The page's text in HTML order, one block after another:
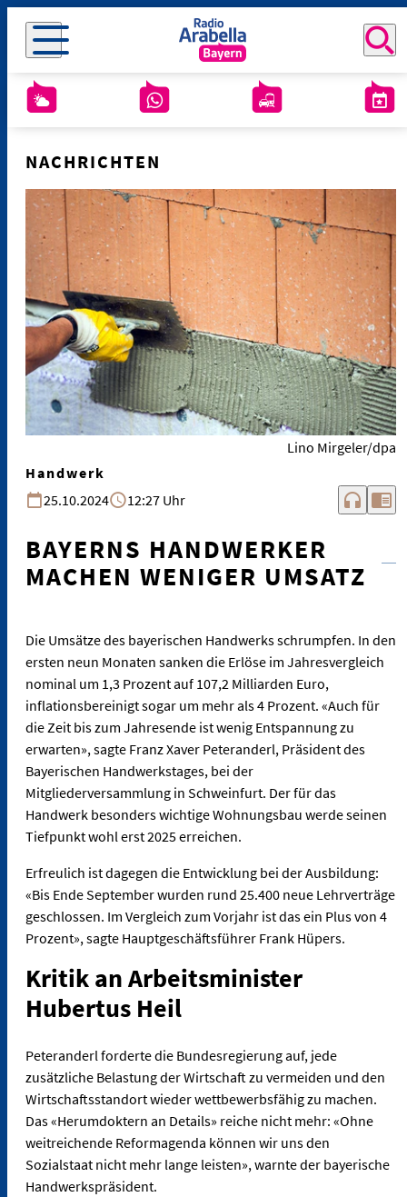
NACHRICHTEN
Lino Mirgeler/dpa
Handwerk
25.10.2024
12:27 Uhr headphones chrome_reader_mode
BAYERNS HANDWERKER
MACHEN WENIGER UMSATZ
Die Umsätze des bayerischen Handwerks schrumpfen. In den
ersten neun Monaten sanken die Erlöse im Jahresvergleich
nominal um 1,3 Prozent auf 107,2 Milliarden Euro,
inflationsbereinigt sogar um mehr als 4 Prozent. «Auch für
die Zeit bis zum Jahresende ist wenig Entspannung zu
erwarten», sagte Franz Xaver Peteranderl, Präsident des
Bayerischen Handwerkstages, bei der
Mitgliederversammlung in Schweinfurt. Der für das
Handwerk besonders wichtige Wohnungsbau werde seinen
Tiefpunkt wohl erst 2025 erreichen.
Erfreulich ist dagegen die Entwicklung bei der Ausbildung:
«Bis Ende September wurden rund 25.400 neue Lehrverträge
geschlossen. Im Vergleich zum Vorjahr ist das ein Plus von 4
Prozent», sagte Hauptgeschäftsführer Frank Hüpers.
Kritik an Arbeitsminister
Hubertus Heil
Peteranderl forderte die Bundesregierung auf, jede
zusätzliche Belastung der Wirtschaft zu vermeiden und den
Wirtschaftsstandort wieder wettbewerbsfähig zu machen.
Das «Herumdoktern an Details» reiche nicht mehr: «Ohne
weitreichende Reformagenda können wir uns den
Sozialstaat nicht mehr lange leisten», warnte der bayerische
Handwerkspräsident.